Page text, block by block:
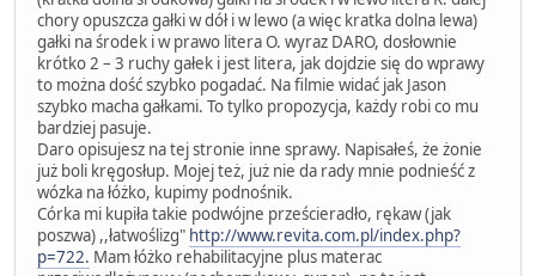
chory opuszcza gałki w dół i w lewo (a więc kratka dolna lewa)
gałki na środek i w prawo litera O. wyraz DARO, dosłownie
krótko 2 – 3 ruchy gałek i jest litera, jak dojdzie się do wprawy
to można dość szybko pogadać. Na filmie widać jak Jason
szybko macha gałkami. To tylko propozycja, każdy robi co mu
bardziej pasuje.
Daro opisujesz na tej stronie inne sprawy. Napisałeś, że żonie
już boli kręgosłup. Mojej też, już nie da rady mnie podnieść z
wózka na łóżko, kupimy podnośnik.
Córka mi kupiła takie podwójne prześcieradło, rękaw (jak
poszwa) ,,łatwoślizg" http://www.revita.com.pl/index.php?
p=722. Mam łóżko rehabilitacyjne plus materac